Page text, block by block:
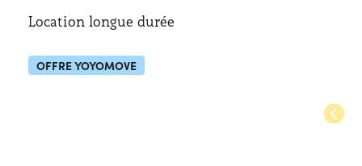
OFFRE YOYOMOVE
Location longue durée